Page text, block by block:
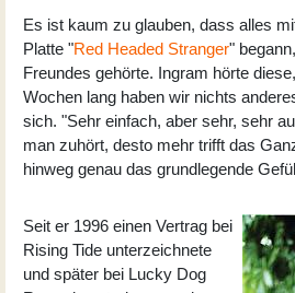
Es ist kaum zu glauben, dass alles
Platte "Red Headed Stranger"
Freundes gehörte. Ingram hörte
Wochen lang haben wir nichts
sich. "Sehr einfach, aber sehr, sehr
man zuhört, desto mehr trifft das
hinweg genau das grundlegende
Seit er 1996 einen Vertrag bei
Rising Tide unterzeichnete
und später bei Lucky Dog